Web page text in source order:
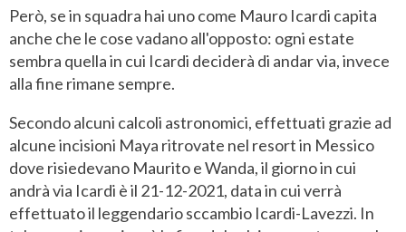
Però, se in squadra hai uno come Mauro Icardi capita
anche che le cose vadano all'opposto: ogni estate
sembra quella in cui Icardi deciderà di andar via, invece
alla fine rimane sempre.
Secondo alcuni calcoli astronomici, effettuati grazie ad
alcune incisioni Maya ritrovate nel resort in Messico
dove risiedevano Maurito e Wanda, il giorno in cui
andrà via Icardi è il 21-12-2021, data in cui verrà
effettuato il leggendario sccambio Icardi-Lavezzi. In